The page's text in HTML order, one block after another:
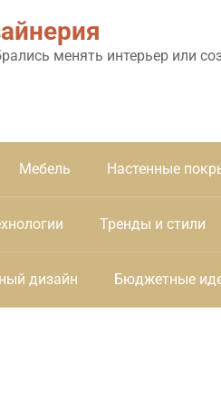
менять интерьер или
Мебель Настенные
Тренды и стили
дизайн Бюджетные